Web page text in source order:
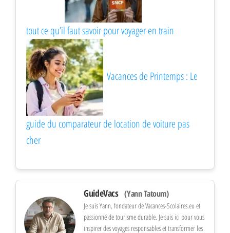
tout ce qu’il faut savoir pour voyager en train
Vacances de Printemps : Le
guide du comparateur de location de voiture pas
cher
GuideVacs (Yann Tatoum)
Je suis Yann, fondateur de Vacances-Scolaires.eu et
passionné de tourisme durable. Je suis ici pour vous
inspirer des voyages responsables et transformer les